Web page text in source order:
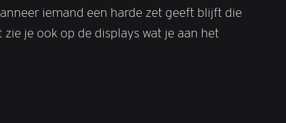
iemand een harde zet geeft blijft die
je ook op de displays wat je aan het